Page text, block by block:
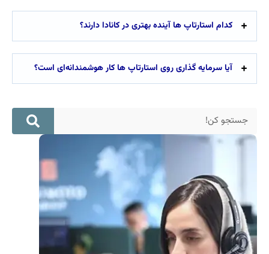
کدام استارتاپ ها آینده بهتری در کانادا دارند؟
آیا سرمایه گذاری روی استارتاپ ها کار هوشمندانه‌ای است؟